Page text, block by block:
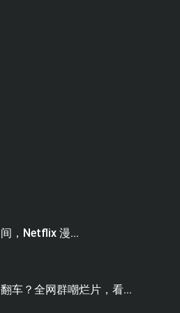
，Netflix 漫...
车？全网群嘲烂片，看...